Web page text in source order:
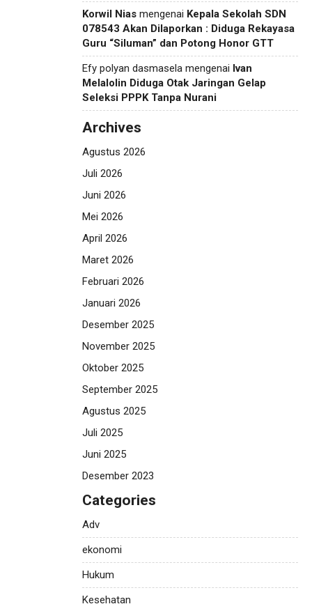
Korwil Nias mengenai Kepala Sekolah SDN
078543 Akan Dilaporkan : Diduga Rekayasa
Guru “Siluman” dan Potong Honor GTT
Efy polyan dasmasela mengenai Ivan
Melalolin Diduga Otak Jaringan Gelap
Seleksi PPPK Tanpa Nurani
Archives
Agustus 2026
Juli 2026
Juni 2026
Mei 2026
April 2026
Maret 2026
Februari 2026
Januari 2026
Desember 2025
November 2025
Oktober 2025
September 2025
Agustus 2025
Juli 2025
Juni 2025
Desember 2023
Categories
Adv
ekonomi
Hukum
Kesehatan